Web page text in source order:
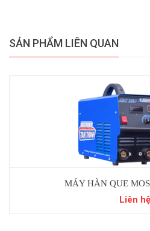
SẢN PHẨM LIÊN QUAN
MÁY HÀN QUE
Liên hệ